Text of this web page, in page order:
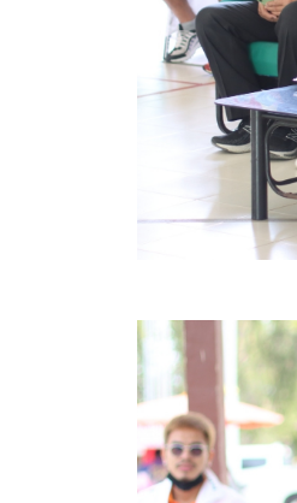
แบบฟอร์มบริหารงานบุคค
รายงานตรวจสอบภายใน
รายงานเครื่องจักรกล อ
ศูนย์อำนวยการการเ